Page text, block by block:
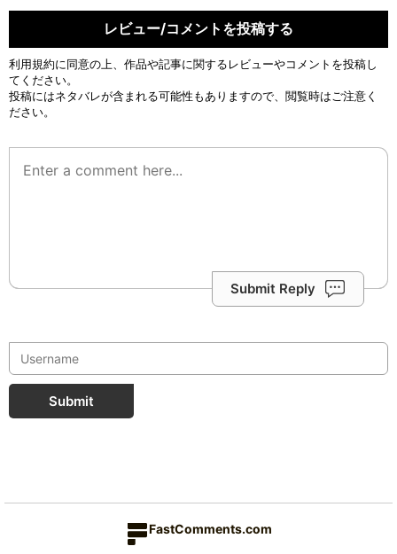
レビュー/コメントを投稿する
利用規約に同意の上、作品や記事に関するレビューやコメントを投稿し
てください。
投稿にはネタバレが含まれる可能性もありますので、閲覧時はご注意く
ださい。
Submit Reply
Submit
FastComments.com